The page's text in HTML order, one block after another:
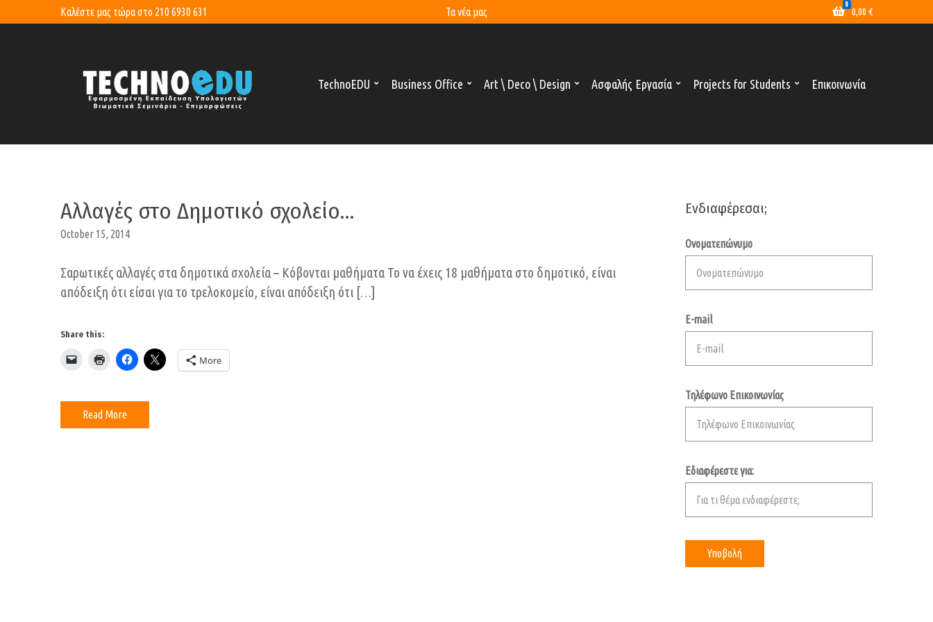
Καλέστε μας τώρα στο 210 6930 631 Τα νέα μας
0
0,00 €
TechnoEDU Business Office Art \ Deco \ Design Ασφαλής Εργασία Projects for Students Επικοινωνία
Αλλαγές στο Δημοτικό σχολείο…
October 15, 2014
Σαρωτικές αλλαγές στα δημοτικά σχολεία – Κόβονται μαθήματα Το να έχεις 18 μαθήματα στο δημοτικό, είναι
απόδειξη ότι είσαι για το τρελοκομείο, είναι απόδειξη ότι […]
Share this:
More
Read More
Ενδιαφέρεσαι;
Ονοματεπώνυμο
E-mail
Τηλέφωνο Επικοινωνίας
Εδιαφέρεστε για: